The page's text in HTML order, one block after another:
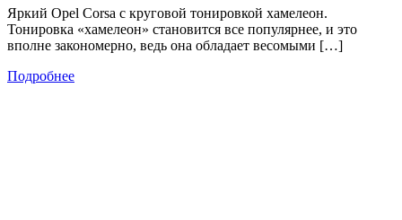
Яркий Opel Corsa с круговой тонировкой хамелеон.
Тонировка «хамелеон» становится все популярнее, и это
вполне закономерно, ведь она обладает весомыми […]
Подробнее